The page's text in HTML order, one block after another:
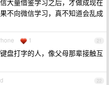
大量借鉴学习之后，才做成现在
不向微信学习，真不知道会乱成
21
1
盘打字的人，像父母那辈接触互
22